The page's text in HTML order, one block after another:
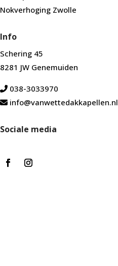
Nokverhoging Zwolle
Info
Schering 45
8281 JW Genemuiden
038-3033970
info@vanwettedakkapellen.nl
Sociale media